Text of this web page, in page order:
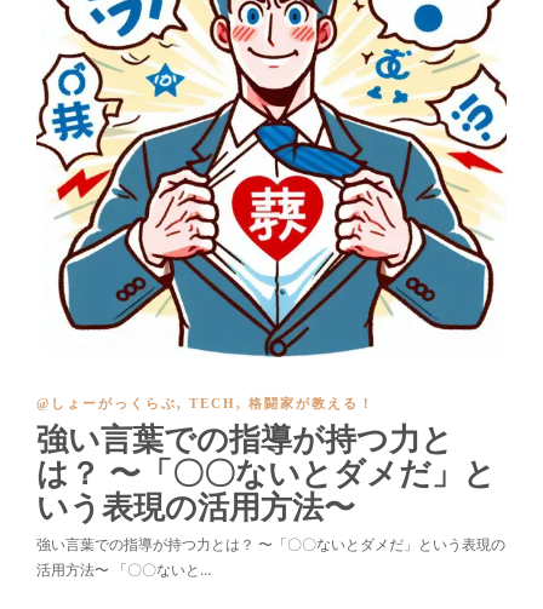
@しょーがっくらぶ, TECH, 格闘家が教える！
強い言葉での指導が持つ力と
は？ 〜「〇〇ないとダメだ」と
いう表現の活用方法〜
強い言葉での指導が持つ力とは？ 〜「〇〇ないとダメだ」という表現の
活用方法〜 「〇〇ないと…